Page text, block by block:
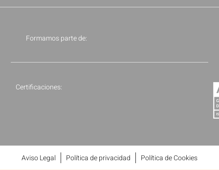
Formamos parte de:
Certificaciones:
Aviso Legal Política de privacidad Política de Cookies